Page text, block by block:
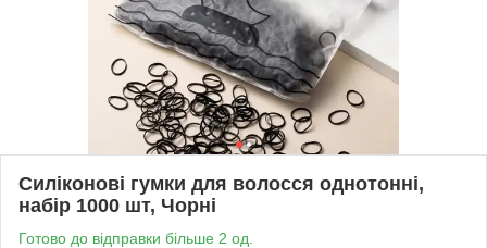
Силіконові гумки для волосся однотонні,
набір 1000 шт, Чорні
Готово до відправки більше 2 од.